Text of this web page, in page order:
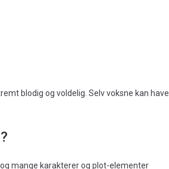
blodig og voldelig. Selv voksne kan have
mange karakterer og plot-elementer